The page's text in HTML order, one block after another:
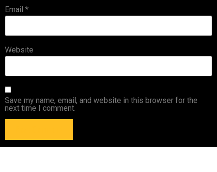
Email *
Website
Save my name, email, and website in this browser for the
next time I comment.